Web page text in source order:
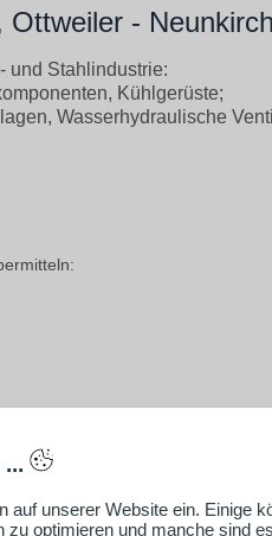
-
und Stahlindustrie:
Kühlgerüste;
Wasserhydraulische
auf unserer Website ein. Einige
optimieren und manche sind